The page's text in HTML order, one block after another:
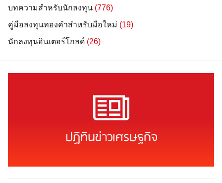
บทความสำหรับนักลงทุน (776)
คู่มือลงทุนทองคำสำหรับมือใหม่ (19)
นักลงทุนอินเตอร์โกลด์ (26)
ปฏิทินข่าวเศรษฐกิจ